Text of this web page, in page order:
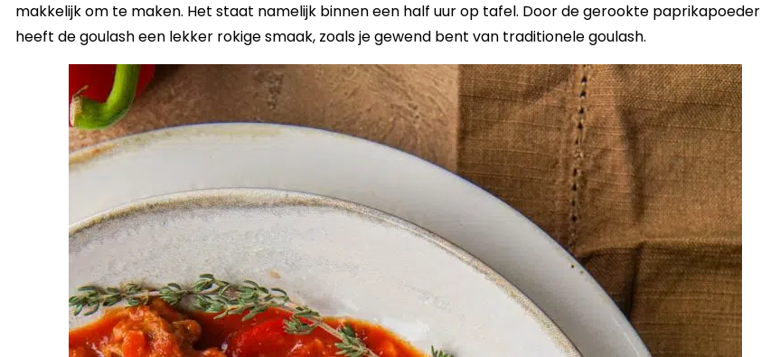
makkelijk om te maken. Het staat namelijk binnen een half uur op tafel. Door de gerookte paprikapoeder
heeft de goulash een lekker rokige smaak, zoals je gewend bent van traditionele goulash.